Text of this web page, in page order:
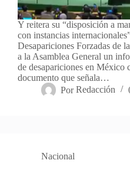
Y reitera su “disposición a
con instancias
Desapariciones Forzadas de
a la Asamblea General un
de desapariciones en México
documento que señala…
Por Redacción
Nacional